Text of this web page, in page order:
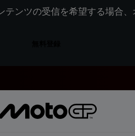
ンツの受信を希望する場合